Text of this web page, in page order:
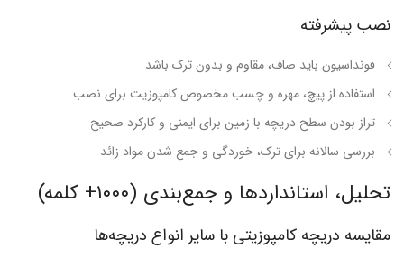
نصب پیشرفته
فونداسیون باید صاف، مقاوم و بدون ترک باشد
استفاده از پیچ، مهره و چسب مخصوص کامپوزیت برای نصب
تراز بودن سطح دریچه با زمین برای ایمنی و کارکرد صحیح
بررسی سالانه برای ترک، خوردگی و جمع شدن مواد زائد
تحلیل، استانداردها و جمع‌بندی (۱۰۰۰+ کلمه)
مقایسه دریچه کامپوزیتی با سایر انواع دریچه‌ها